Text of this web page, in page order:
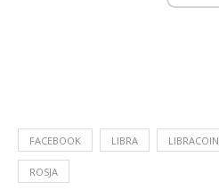
FACEBOOK LIBRA LIBRACOIN
ROSJA